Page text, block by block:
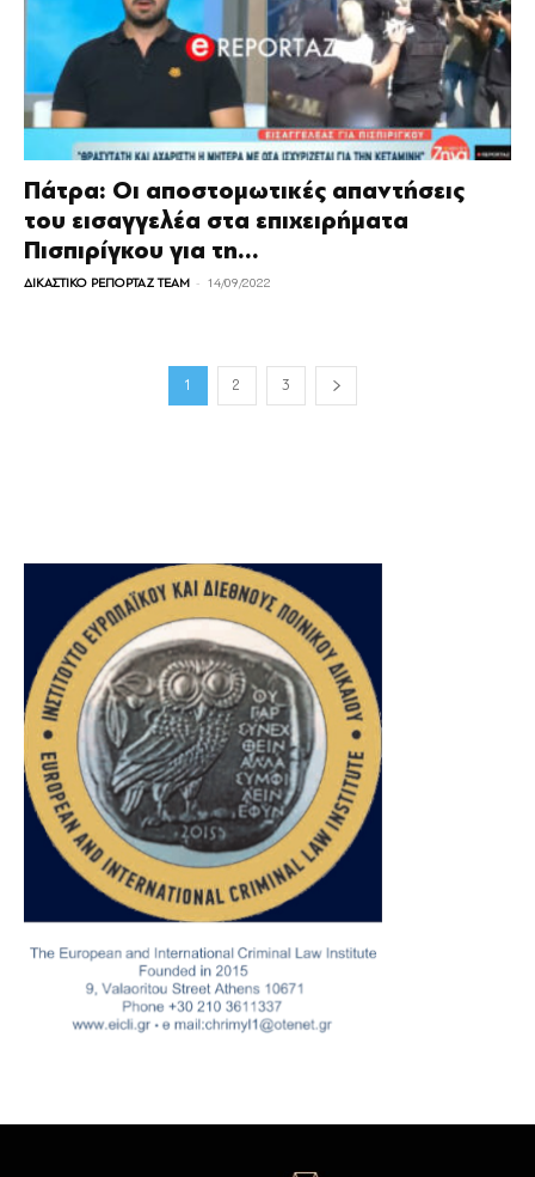
Πάτρα: Οι αποστομωτικές απαντήσεις
του εισαγγελέα στα επιχειρήματα
Πισπιρίγκου για τη...
ΔΙΚΑΣΤΙΚΟ ΡΕΠΟΡΤΑΖ TEAM - 14/09/2022
1 2 3